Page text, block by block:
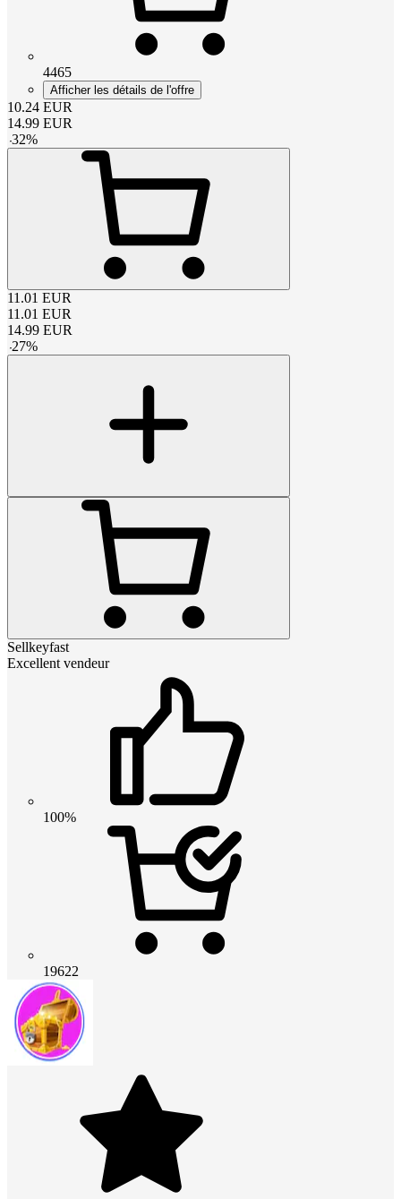
4465
Afficher les détails de l'offre
10.24 EUR
14.99 EUR
-32%
11.01 EUR
11.01 EUR
14.99 EUR
-27%
Sellkeyfast
Excellent vendeur
100%
19622